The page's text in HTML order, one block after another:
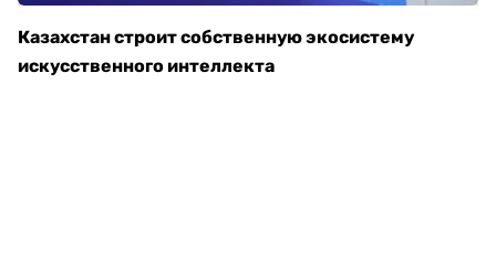
Казахстан строит собственную экосистему
искусственного интеллекта